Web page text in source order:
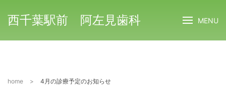
西千葉駅前 阿左見歯科 MENU
home > 4月の診療予定のお知らせ